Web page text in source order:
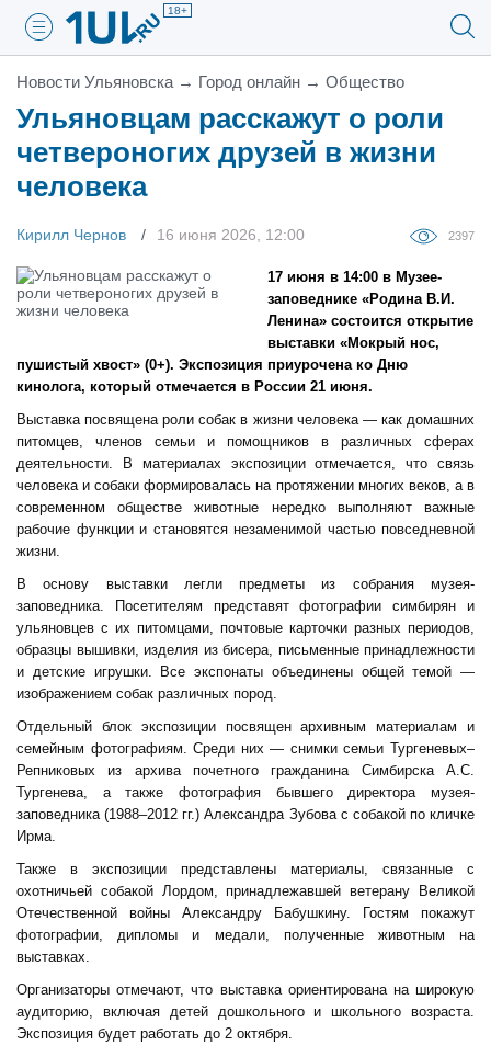
18+
Новости Ульяновска → Город онлайн → Общество
Ульяновцам расскажут о роли
четвероногих друзей в жизни
человека
Кирилл Чернов 16 июня 2026, 12:00 2397
17 июня в 14:00 в Музее-
заповеднике «Родина В.И.
Ленина» состоится открытие
выставки «Мокрый нос,
пушистый хвост» (0+). Экспозиция приурочена ко Дню
кинолога, который отмечается в России 21 июня.
Выставка посвящена роли собак в жизни человека — как домашних
питомцев, членов семьи и помощников в различных сферах
деятельности. В материалах экспозиции отмечается, что связь
человека и собаки формировалась на протяжении многих веков, а в
современном обществе животные нередко выполняют важные
рабочие функции и становятся незаменимой частью повседневной
жизни.
В основу выставки легли предметы из собрания музея-
заповедника. Посетителям представят фотографии симбирян и
ульяновцев с их питомцами, почтовые карточки разных периодов,
образцы вышивки, изделия из бисера, письменные принадлежности
и детские игрушки. Все экспонаты объединены общей темой —
изображением собак различных пород.
Отдельный блок экспозиции посвящен архивным материалам и
семейным фотографиям. Среди них — снимки семьи Тургеневых–
Репниковых из архива почетного гражданина Симбирска А.С.
Тургенева, а также фотография бывшего директора музея-
заповедника (1988–2012 гг.) Александра Зубова с собакой по кличке
Ирма.
Также в экспозиции представлены материалы, связанные с
охотничьей собакой Лордом, принадлежавшей ветерану Великой
Отечественной войны Александру Бабушкину. Гостям покажут
фотографии, дипломы и медали, полученные животным на
выставках.
Организаторы отмечают, что выставка ориентирована на широкую
аудиторию, включая детей дошкольного и школьного возраста.
Экспозиция будет работать до 2 октября.